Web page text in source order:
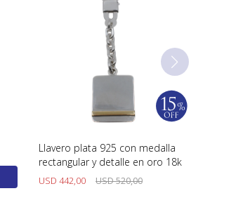
Llavero plata 925 con medalla
rectangular y detalle en oro 18k
USD 442,00 USD520,00